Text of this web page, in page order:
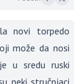
novi torpedo
može da nosi
u sredu ruski
neki stručnjaci